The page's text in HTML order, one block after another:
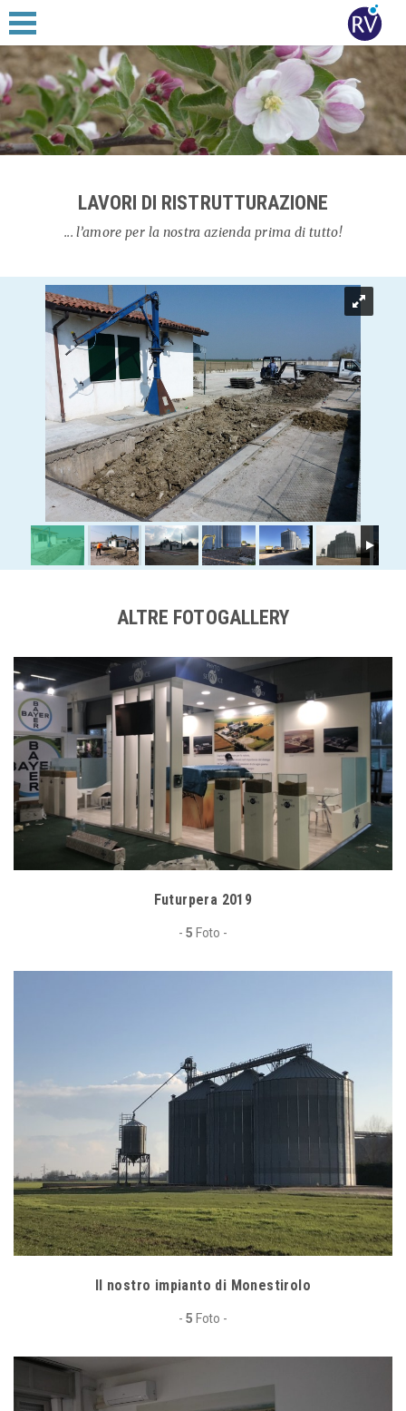
LAVORI DI RISTRUTTURAZIONE
... l’amore per la nostra azienda prima di tutto!
ALTRE FOTOGALLERY
Futurpera 2019
- 5 Foto -
Il nostro impianto di Monestirolo
- 5 Foto -